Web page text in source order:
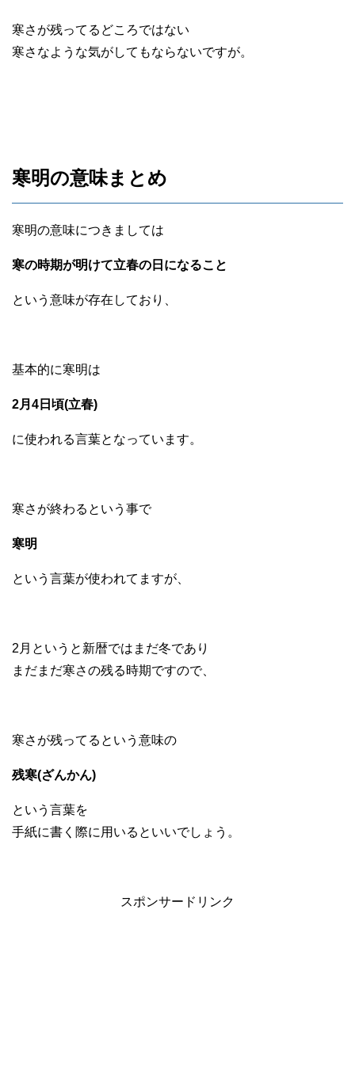
寒さが残ってるどころではない
寒さなような気がしてもならないですが。
寒明の意味まとめ
寒明の意味につきましては
寒の時期が明けて立春の日になること
という意味が存在しており、
基本的に寒明は
2月4日頃(立春)
に使われる言葉となっています。
寒さが終わるという事で
寒明
という言葉が使われてますが、
2月というと新暦ではまだ冬であり
まだまだ寒さの残る時期ですので、
寒さが残ってるという意味の
残寒(ざんかん)
という言葉を
手紙に書く際に用いるといいでしょう。
スポンサードリンク